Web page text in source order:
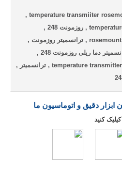
ترانسمیتر دما روزمونت , temperature transmiiter rosemount ,
ترانسمیتر دما , temperature transmitter , روزمونت 248 ,
rosemount 248 , روزمونت , rosemount , ترانسمیتر روزمونت ,
transmitter rosemount , ترانسمیتر دما ریلی روزمونت 248 ,
temperature transmitter rosemount rail mount 248 , ترانسمیتر ,
دقیق و اتوماسیون ما
کیلیک کنید